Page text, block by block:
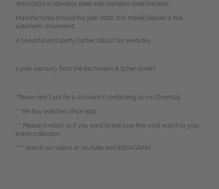
W51002Q3 in stainless steel with stainless steel bracelet.
Manufactured around the year 2000, this model featues a fine
automatic movement.
A beautiful and sporty Cartier classic for everyday.
1 year warranty from the Bachmann & Scher GmbH.
*Please don`t ask for a discount if contacting us via Chrono24.
** We buy watches since 1991.
*** Please contact us if you want to sell your fine wrist watch or your
entire collection.
**** Watch our videos at YouTube and INSTAGRAM.